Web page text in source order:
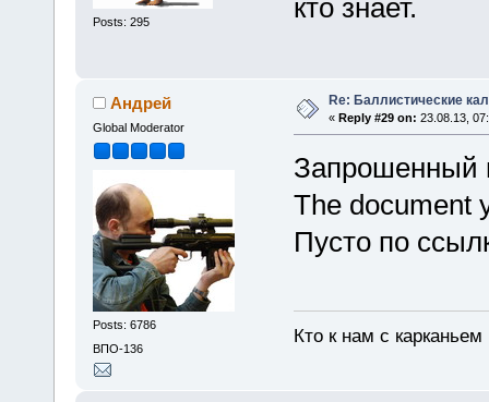
Posts: 295
кто знает.
Андрей
Global Moderator
Posts: 6786
ВПО-136
Re: Баллистические
« Reply #29 on: 23.08.13,
Запрошенный
The document
Пусто по
Кто к нам с